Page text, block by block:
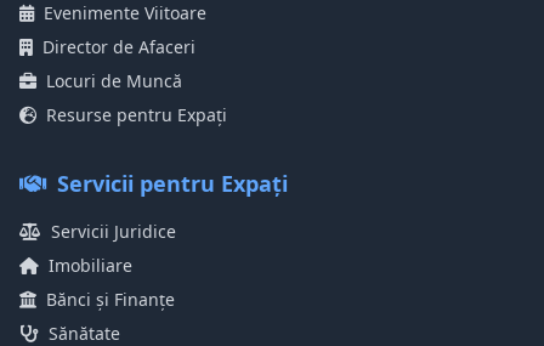
Evenimente Viitoare
Director de Afaceri
Locuri de Muncă
Resurse pentru Expați
Servicii pentru Expați
Servicii Juridice
Imobiliare
Bănci și Finanțe
Sănătate